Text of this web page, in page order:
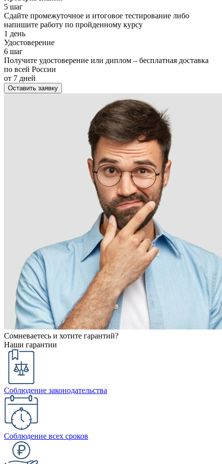
5 шаг
Сдайте промежуточное и итоговое тестирование либо
напишите работу по пройденному курсу
1 день
Удостоверение
6 шаг
Получите удостоверение или диплом – бесплатная доставка
по всей России
от 7 дней
Оставить заявку
Сомневаетесь и хотите гарантий?
Наши гарантии
Соблюдение законодательства
Соблюдение всех сроков